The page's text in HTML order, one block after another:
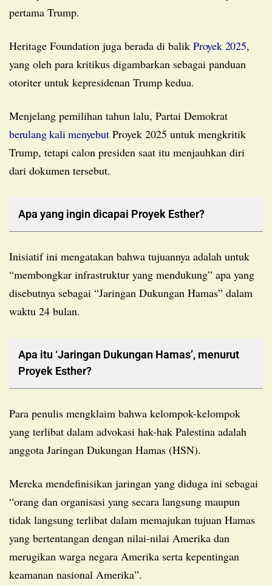
pertama Trump.
Heritage Foundation juga berada di balik Proyek 2025,
yang oleh para kritikus digambarkan sebagai panduan
otoriter untuk kepresidenan Trump kedua.
Menjelang pemilihan tahun lalu, Partai Demokrat
berulang kali menyebutProyek 2025 untuk mengkritik
Trump, tetapi calon presiden saat itu menjauhkan diri
dari dokumen tersebut.
Apa yang ingin dicapai Proyek Esther?
Inisiatif ini mengatakan bahwa tujuannya adalah untuk
“membongkar infrastruktur yang mendukung” apa yang
disebutnya sebagai “Jaringan Dukungan Hamas” dalam
waktu 24 bulan.
Apa itu ‘Jaringan Dukungan Hamas’, menurut
Proyek Esther?
Para penulis mengklaim bahwa kelompok-kelompok
yang terlibat dalam advokasi hak-hak Palestina adalah
anggota Jaringan Dukungan Hamas (HSN).
Mereka mendefinisikan jaringan yang diduga ini sebagai
“orang dan organisasi yang secara langsung maupun
tidak langsung terlibat dalam memajukan tujuan Hamas
yang bertentangan dengan nilai-nilai Amerika dan
merugikan warga negara Amerika serta kepentingan
keamanan nasional Amerika”.